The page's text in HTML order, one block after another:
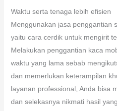
Waktu serta tenaga lebih efisien
Menggunakan jasa penggantian
yaitu cara cerdik untuk mengirit
Melakukan penggantian kaca
waktu yang lama sebab
dan memerlukan keterampilan
layanan professional, Anda bisa
dan selekasnya nikmati hasil